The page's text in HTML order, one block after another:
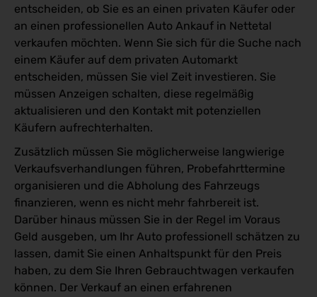
entscheiden, ob Sie es an einen privaten Käufer oder
an einen professionellen Auto Ankauf in Nettetal
verkaufen möchten. Wenn Sie sich für die Suche nach
einem Käufer auf dem privaten Automarkt
entscheiden, müssen Sie viel Zeit investieren. Sie
müssen Anzeigen schalten, diese regelmäßig
aktualisieren und den Kontakt mit potenziellen
Käufern aufrechterhalten.
Zusätzlich müssen Sie möglicherweise langwierige
Verkaufsverhandlungen führen, Probefahrttermine
organisieren und die Abholung des Fahrzeugs
finanzieren, wenn es nicht mehr fahrbereit ist.
Darüber hinaus müssen Sie in der Regel im Voraus
Geld ausgeben, um Ihr Auto professionell schätzen zu
lassen, damit Sie einen Anhaltspunkt für den Preis
haben, zu dem Sie Ihren Gebrauchtwagen verkaufen
können. Der Verkauf an einen erfahrenen